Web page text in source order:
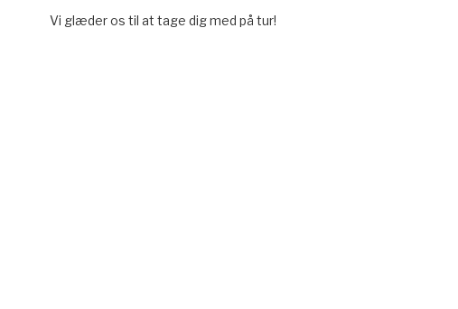
Vi glæder os til at tage dig med på tur!